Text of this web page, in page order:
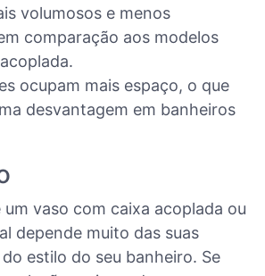
volumosos e menos
comparação aos modelos
ocupam mais espaço, o que
desvantagem em banheiros
vaso com caixa acoplada ou
depende muito das suas
estilo do seu banheiro. Se